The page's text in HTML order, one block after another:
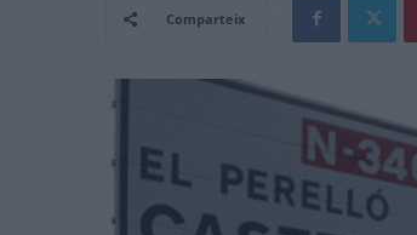
Comparteix